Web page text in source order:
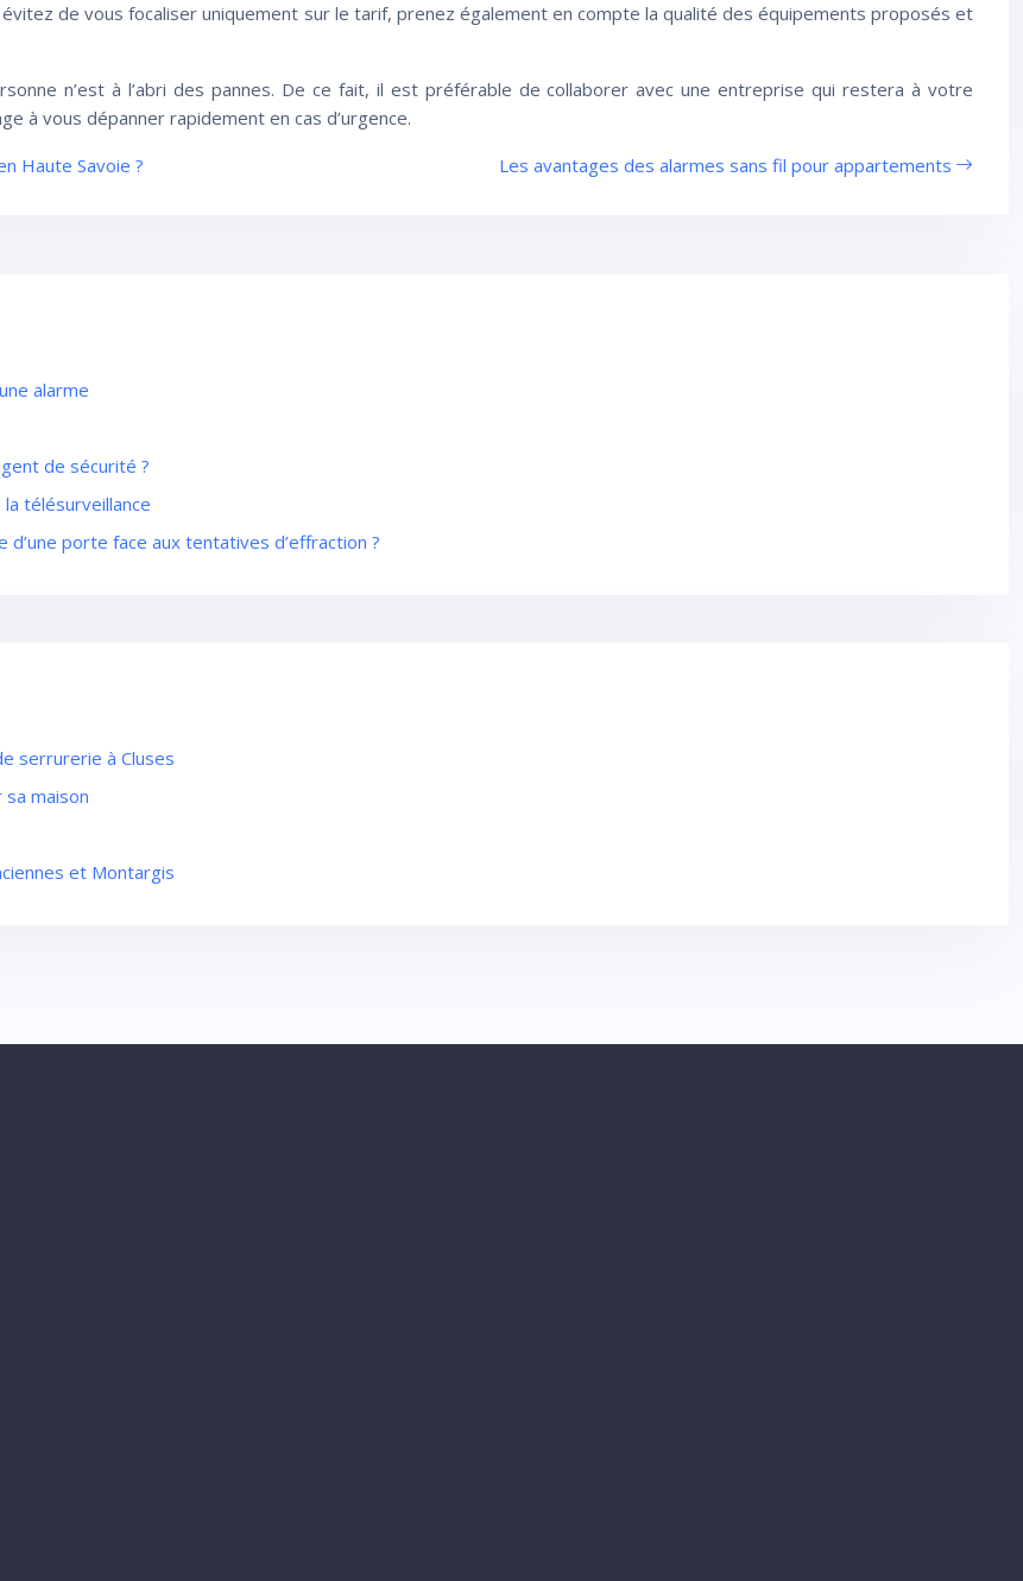
de vous focaliser uniquement sur le tarif, prenez également en compte la qualité des équipements proposés et
n’est à l’abri des pannes. De ce fait, il est préférable de collaborer avec une entreprise qui restera à votre
à vous dépanner rapidement en cas d’urgence.
Haute Savoie ?
Les avantages des alarmes sans fil pour appartements
alarme
de sécurité ?
télésurveillance
d’une porte face aux tentatives d’effraction ?
serrurerie à Cluses
maison
et Montargis